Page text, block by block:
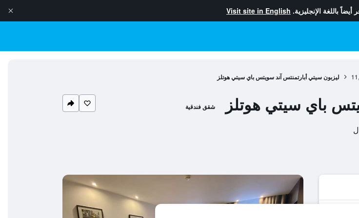
أيضاً باللغة الإنجليزية. Visit site in English
ليزبون سيتي أبارتمنتس آند سويتس باي سيتي هوتلز
باي سيتي هوتلز شقق فندقية